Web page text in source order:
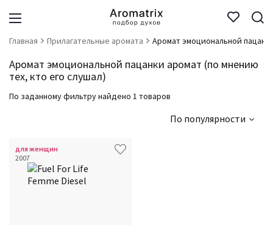
Главная Прилагательные аромата Аромат эмоциональной
Аромат эмоциональной пацанки аромат (по мнению
тех, кто его слушал)
По заданному фильтру найдено 1 товаров
По популярности
для женщин
2007